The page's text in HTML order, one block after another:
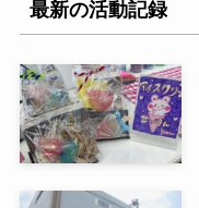
最新の活動記録